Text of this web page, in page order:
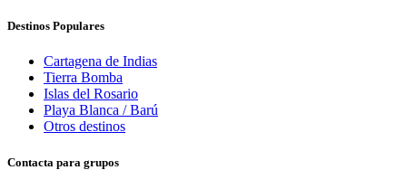
Destinos Populares
Cartagena de Indias
Tierra Bomba
Islas del Rosario
Playa Blanca / Barú
Otros destinos
Contacta para grupos